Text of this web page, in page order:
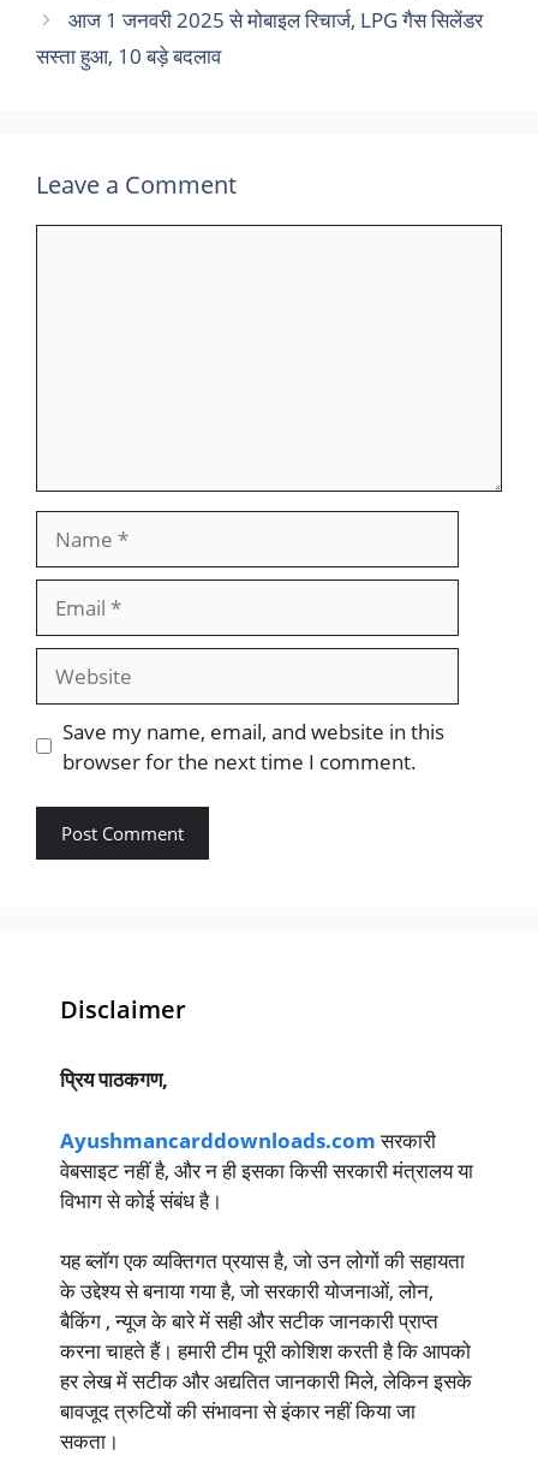
आज 1 जनवरी 2025 से मोबाइल रिचार्ज, LPG गैस सिलेंडर
सस्ता हुआ, 10 बड़े बदलाव
Leave a Comment
Website
Save my name, email, and website in this
browser for the next time I comment.
Disclaimer
प्रिय पाठकगण,
Ayushmancarddownloads.comसरकारी
वेबसाइट नहीं है, और न ही इसका किसी सरकारी मंत्रालय या
विभाग से कोई संबंध है।
यह ब्लॉग एक व्यक्तिगत प्रयास है, जो उन लोगों की सहायता
के उद्देश्य से बनाया गया है, जो सरकारी योजनाओं, लोन,
बैकिंग , न्यूज के बारे में सही और सटीक जानकारी प्राप्त
करना चाहते हैं। हमारी टीम पूरी कोशिश करती है कि आपको
हर लेख में सटीक और अद्यतित जानकारी मिले, लेकिन इसके
बावजूद त्रुटियों की संभावना से इंकार नहीं किया जा
सकता।